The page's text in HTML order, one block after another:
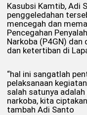
Kasubsi Kamtib, Adi
penggeledahan
mencegah dan
Pencegahan
Narkoba (P4GN)
dan ketertiban di
“hal ini sangatlah
pelaksanaan
salah satunya
narkoba, kita
tambah Adi Santo